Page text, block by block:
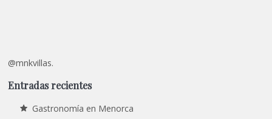
@mnkvillas.
Entradas recientes
Gastronomía en Menorca